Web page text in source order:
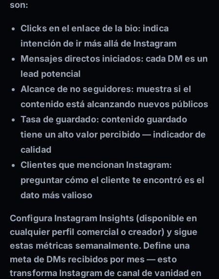
son:
Clicks en el enlace de la bio: indica
intención de ir más allá de Instagram
Mensajes directos iniciados: cada DM es un
lead potencial
Alcance de no seguidores: muestra si el
contenido está alcanzando nuevos públicos
Tasa de guardado: contenido guardado
tiene un alto valor percibido — indicador de
calidad
Clientes que mencionan Instagram:
preguntar cómo el cliente te encontró es el
dato más valioso
Configura Instagram Insights (disponible en
cualquier perfil comercial o creador) y sigue
estas métricas semanalmente. Define una
meta de DMs recibidos por mes — esto
transforma Instagram de canal de vanidad en